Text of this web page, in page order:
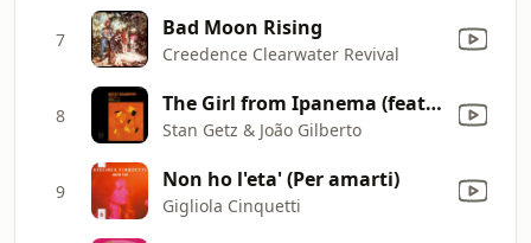
7 Bad Moon Rising
Creedence Clearwater Revival
8 The Girl from Ipanema (feat. Astrud Gilberto & Antônio Carlos Jobim) [Single Version]
Stan Getz & João Gilberto
9 Non ho l'eta' (Per amarti)
Gigliola Cinquetti